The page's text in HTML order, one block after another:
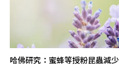
哈佛研究：蜜蜂等授粉昆蟲減